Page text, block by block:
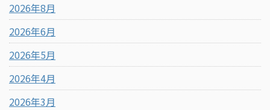
2026年8月
2026年6月
2026年5月
2026年4月
2026年3月